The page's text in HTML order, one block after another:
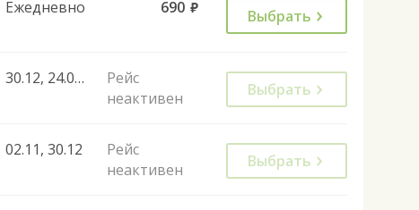
Ежедневно 690 руб. Выбрать
30.12, 24.02, 10.03
Рейс
неактивен
Выбрать
02.11, 30.12
Рейс
неактивен
Выбрать